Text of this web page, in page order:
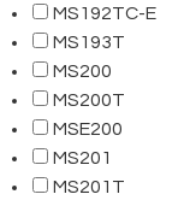
MS192TC-E
MS193T
MS200
MS200T
MSE200
MS201
MS201T